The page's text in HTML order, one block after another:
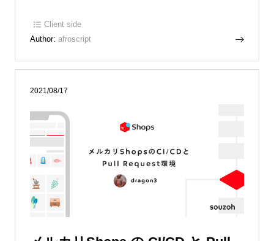
Client side
Author: afroscript
2021/08/17